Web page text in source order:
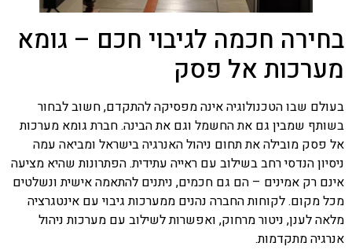
בחירה חכמה לגיבוי חכם – גומא
מערכות אל פסק
בעולם שבו הטכנולוגיה אינה מפסיקה להתקדם, חשוב לבחור
בשותף שמבין גם את החשמל וגם את הבינה. חברת גומא מערכות
אל פסק מובילה את תחום ניהול האנרגיה בישראל ומביאה עמה
ניסיון הנדסי רחב בשילוב עם ראייה עתידית. הפתרונות שהיא מציעה
אינם רק אמינים – הם גם חכמים, ניתנים להתאמה אישית ונשלטים
מכל מקום. לקוחות החברה נהנים ממערכות גיבוי עם אינטגרציה
מלאה לענן, ניטור מרחוק, ואפשרות לשילוב עם מערכות ניהול
אנרגיה מתקדמות.